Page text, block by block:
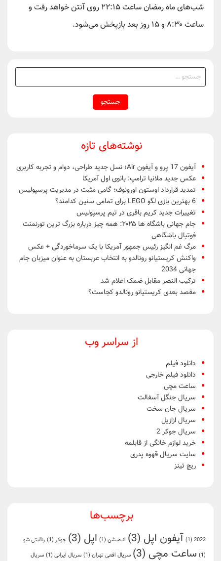
شب‌های ماه رمضان ساعت ۲۲:۱۵ روی آنتن خواهد رفت و
ساعت ۸:۳۰ و ۱۵ روز بعد بازپخش می‌شود.
جستجو
برای:
نوشته‌های تازه
آیفون 17 پرو و آیفون Air؛ نسل جدید طراحی، دوام و تجربه کاربری
عکس جدید ملانیا ترامپ: بانوی اول آمریکا
تمدید قرارداد اوستون اورونوف؛ گامی مثبت در مدیریت پرسپولیس
6 بهترین بازی لگو LEGO برای تمامی سنین کدامند؟
تغییرات جدید کریم باقری در تیم پرسپولیس
جام جهانی باشگاه ها ۲۰۲۵: همه چیز درباره بزرگ ترین تورنمنت
فوتبال باشگاهی
مرگ غم انگیز رئیس جمهور آمریکا با یک سرماخوردگی + عکس
واکنش کریستیانو رونالدو به انتخاب عربستان به عنوان میزبان جام
جهانی 2034
ترکیب النصر مقابل ضمک اعلام شد
مقصد بعدی کریستیانو رونالدو کجاست؟
از سراسر وب
دانلود فیلم
دانلود فیلم خارجی
ساعت مچی
سریال جنگل آسفالت
سریال جان سخت
سریال ازازیل
سریال جوکر 2
خرید لوازم خانگی از قابلمه
سایت سریال قهوه پدری
ریچ تینز
برچسب‌ها
2022
(1) آیفون اپل (3) انیمیشن (1) اپل (3) جوکر (1)
رئالیتی شو
(1)
ساعت مچی (3) سریال افعی تهران (1) سریال ایرانی (1) سریال